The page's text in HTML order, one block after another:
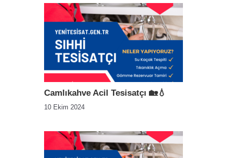
Camlıkahve Acil Tesisatçı 🏡💧
10 Ekim 2024